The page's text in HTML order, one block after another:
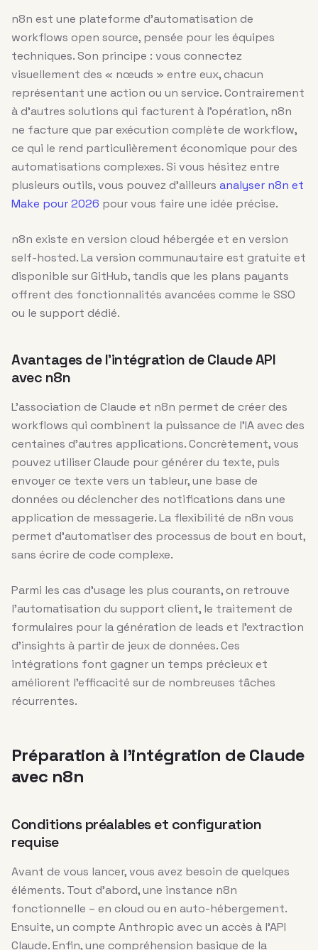
n8n est une plateforme d’automatisation de
workflows open source, pensée pour les équipes
techniques. Son principe : vous connectez
visuellement des « nœuds » entre eux, chacun
représentant une action ou un service. Contrairement
à d’autres solutions qui facturent à l’opération, n8n
ne facture que par exécution complète de workflow,
ce qui le rend particulièrement économique pour des
automatisations complexes. Si vous hésitez entre
plusieurs outils, vous pouvez d’ailleurs analyser n8n et
Make pour 2026 pour vous faire une idée précise.
n8n existe en version cloud hébergée et en version
self-hosted. La version communautaire est gratuite et
disponible sur GitHub, tandis que les plans payants
offrent des fonctionnalités avancées comme le SSO
ou le support dédié.
Avantages de l’intégration de Claude API
avec n8n
L’association de Claude et n8n permet de créer des
workflows qui combinent la puissance de l’IA avec des
centaines d’autres applications. Concrètement, vous
pouvez utiliser Claude pour générer du texte, puis
envoyer ce texte vers un tableur, une base de
données ou déclencher des notifications dans une
application de messagerie. La flexibilité de n8n vous
permet d’automatiser des processus de bout en bout,
sans écrire de code complexe.
Parmi les cas d’usage les plus courants, on retrouve
l’automatisation du support client, le traitement de
formulaires pour la génération de leads et l’extraction
d’insights à partir de jeux de données. Ces
intégrations font gagner un temps précieux et
améliorent l’efficacité sur de nombreuses tâches
récurrentes.
Préparation à l’intégration de Claude
avec n8n
Conditions préalables et configuration
requise
Avant de vous lancer, vous avez besoin de quelques
éléments. Tout d’abord, une instance n8n
fonctionnelle – en cloud ou en auto-hébergement.
Ensuite, un compte Anthropic avec un accès à l’API
Claude. Enfin, une compréhension basique de la